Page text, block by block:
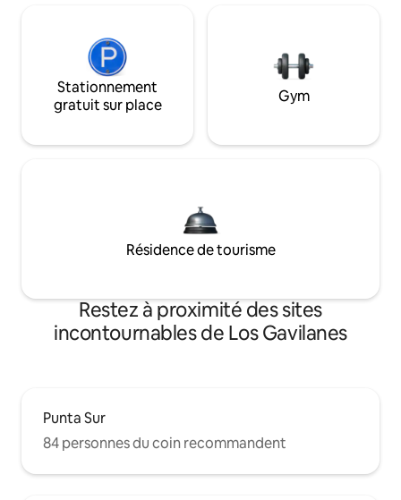
Stationnement
gratuit sur place
Gym
Résidence de tourisme
Restez à proximité des sites
incontournables de Los Gavilanes
Punta Sur
84 personnes du coin recommandent